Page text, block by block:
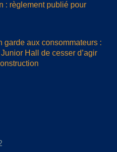
: règlement publié pour
garde aux consommateurs :
Hall de cesser d’agir